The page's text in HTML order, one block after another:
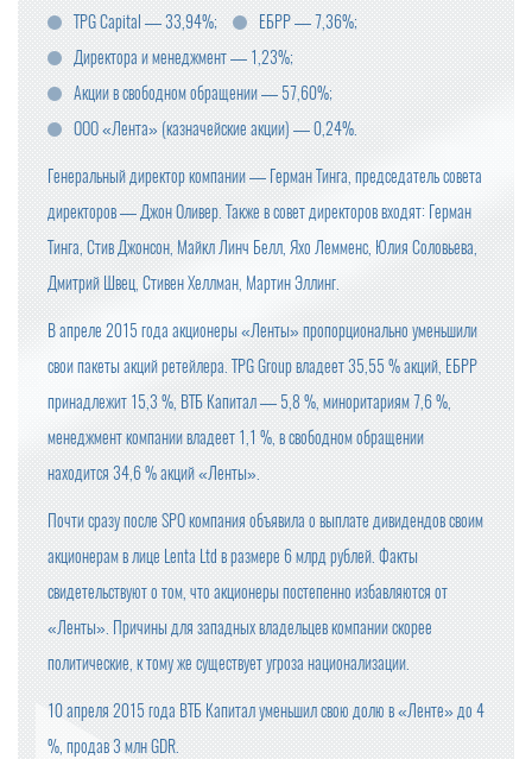
TPG Capital — 33,94%;
ЕБРР — 7,36%;
Директора и менеджмент — 1,23%;
Акции в свободном обращении — 57,60%;
ООО «Лента» (казначейские акции) — 0,24%.
Генеральный директор компании — Герман Тинга, председатель совета
директоров — Джон Оливер. Также в совет директоров входят: Герман
Тинга, Стив Джонсон, Майкл Линч Белл, Яхо Лемменс, Юлия Соловьева,
Дмитрий Швец, Стивен Хеллман, Мартин Эллинг.
В апреле 2015 года акционеры «Ленты» пропорционально уменьшили
свои пакеты акций ретейлера. TPG Group владеет 35,55 % акций, ЕБРР
принадлежит 15,3 %, ВТБ Капитал — 5,8 %, миноритариям 7,6 %,
менеджмент компании владеет 1,1 %, в свободном обращении
находится 34,6 % акций «Ленты».
Почти сразу после SPO компания объявила о выплате дивидендов своим
акционерам в лице Lenta Ltd в размере 6 млрд рублей. Факты
свидетельствуют о том, что акционеры постепенно избавляются от
«Ленты». Причины для западных владельцев компании скорее
политические, к тому же существует угроза национализации.
10 апреля 2015 года ВТБ Капитал уменьшил свою долю в «Ленте» до 4
%, продав 3 млн GDR.